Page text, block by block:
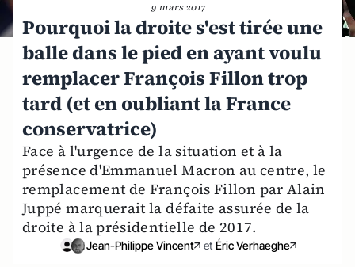
9 mars 2017
Pourquoi la droite s'est tirée une
balle dans le pied en ayant voulu
remplacer François Fillon trop
tard (et en oubliant la France
conservatrice)
Face à l'urgence de la situation et à la
présence d'Emmanuel Macron au centre, le
remplacement de François Fillon par Alain
Juppé marquerait la défaite assurée de la
droite à la présidentielle de 2017.
Jean-Philippe Vincent et Éric Verhaeghe